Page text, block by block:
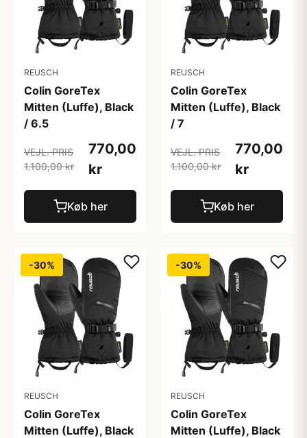
REUSCH
Colin GoreTex
Mitten (Luffe), Black
/ 6.5
VEJL. PRIS
1.100,00 kr
770,00
kr
Køb her
REUSCH
Colin GoreTex
Mitten (Luffe), Black
/ 7
VEJL. PRIS
1.100,00 kr
770,00
kr
Køb her
-30%
REUSCH
Colin GoreTex
Mitten (Luffe), Black
-30%
REUSCH
Colin GoreTex
Mitten (Luffe), Black